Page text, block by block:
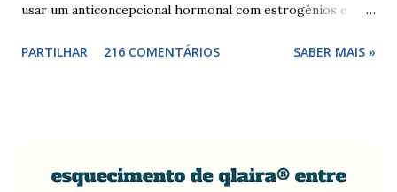
usar um anticoncepcional hormonal com estrogénios e
para não correr riscos. Os anticoncepcionais yasmin® e
deve fazer uma pausa de 7 dias, para menstruar. A mulher
PARTILHAR 216 COMENTÁRIOS SABER MAIS »